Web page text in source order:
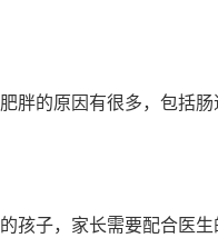
胖的原因有很多，包括
孩子，家长需要配合医